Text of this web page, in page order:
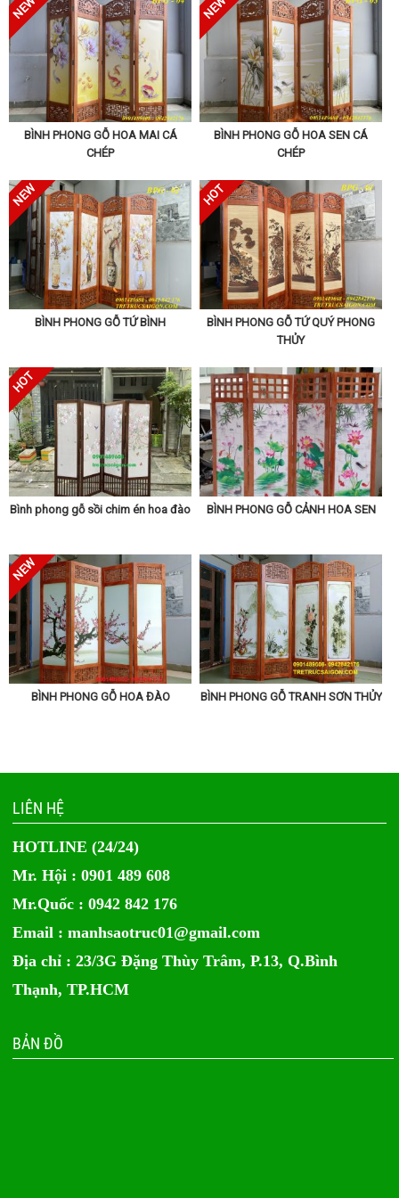
bên dưới .
Xem thêm các sản phẩm bên dưới
BÌNH PHONG GỖ HOA MAI CÁ
CHÉP
BÌNH PHONG GỖ HOA SEN CÁ
CHÉP
BÌNH PHONG GỖ TỨ BÌNH
BÌNH PHONG GỖ TỨ QUÝ PHONG
THỦY
Bình phong gỗ sồi chim én hoa đào BÌNH PHONG GỖ CẢNH HOA SEN
BÌNH PHONG GỖ HOA ĐÀO BÌNH PHONG GỖ TRANH SƠN THỦY
LIÊN HỆ
HOTLINE (24/24)
Mr. Hội : 0901 489 608
Mr.Quốc : 0942 842 176
Email :manhsaotruc01@gmail.com
Địa chỉ : 23/3G Đặng Thùy Trâm, P.13, Q.Bình
Thạnh, TP.HCM
BẢN ĐỒ